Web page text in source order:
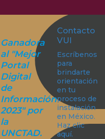
Ganadora
al "Mejor
Portal
Digital
de
Información
2023" por
la
UNCTAD.
Contacto
VUI
Escríbenos
para
brindarte
orientación
en tu
proceso de
instalación
en México.
Haz clic
aquí.